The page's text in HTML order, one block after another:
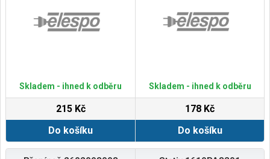
Skladem - ihned k odběru
215 Kč
Do košíku
Skladem - ihned k odběru
178 Kč
Do košíku